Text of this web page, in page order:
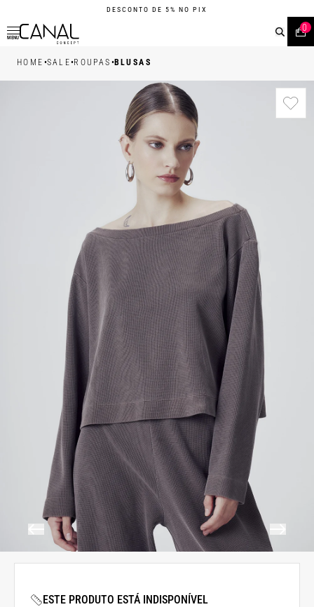
DESCONTO DE 5% NO PIX
MENU
0
HOME •SALE•ROUPAS •BLUSAS
ESTE PRODUTO ESTÁ INDISPONÍVEL